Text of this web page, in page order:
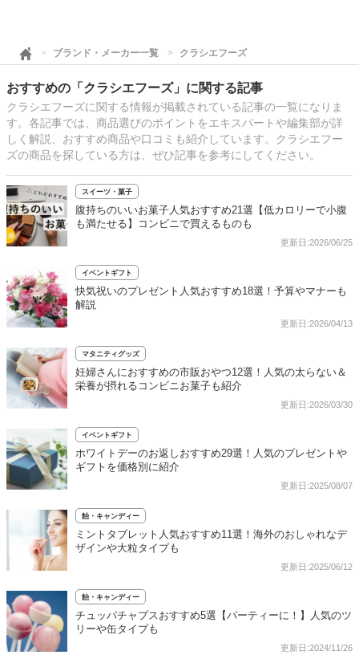
ブランド・メーカー一覧 クラシエフーズ
おすすめの「クラシエフーズ」に関する記事
クラシエフーズに関する情報が掲載されている記事の一覧になりま
す。各記事では、商品選びのポイントをエキスパートや編集部が詳
しく解説、おすすめ商品や口コミも紹介しています。クラシエフー
ズの商品を探している方は、ぜひ記事を参考にしてください。
スイーツ・菓子
腹持ちのいいお菓子人気おすすめ21選【低カロリーで小腹
も満たせる】コンビニで買えるものも
更新日:2026/06/25
イベントギフト
快気祝いのプレゼント人気おすすめ18選！予算やマナーも
解説
更新日:2026/04/13
マタニティグッズ
妊婦さんにおすすめの市販おやつ12選！人気の太らない＆
栄養が摂れるコンビニお菓子も紹介
更新日:2026/03/30
イベントギフト
ホワイトデーのお返しおすすめ29選！人気のプレゼントや
ギフトを価格別に紹介
更新日:2025/08/07
飴・キャンディー
ミントタブレット人気おすすめ11選！海外のおしゃれなデ
ザインや大粒タイプも
更新日:2025/06/12
飴・キャンディー
チュッパチャプスおすすめ5選【パーティーに！】人気のツ
リーや缶タイプも
更新日:2024/11/26